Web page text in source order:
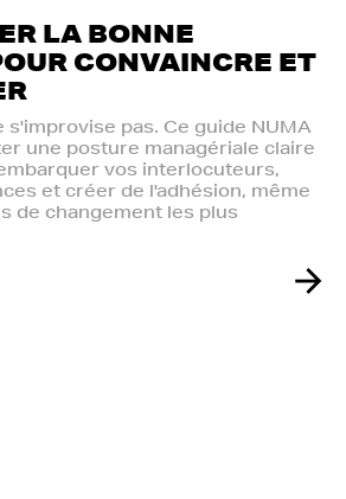
LA BONNE
CONVAINCRE ET
s'improvise pas. Ce guide NUMA
une posture managériale claire
vos interlocuteurs,
et créer de l'adhésion, même
de changement les plus